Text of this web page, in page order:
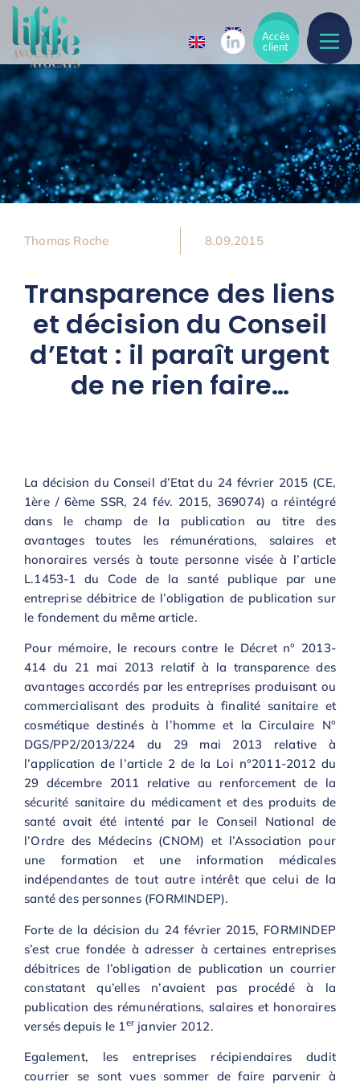
Accès
client
Accès
client
Thomas Roche 8.09.2015
Transparence des liens
et décision du Conseil
d’Etat : il paraît urgent
de ne rien faire…
La décision du Conseil d’Etat du 24 février 2015 (CE,
1ère / 6ème SSR, 24 fév. 2015, 369074) a réintégré
dans le champ de la publication au titre des
avantages toutes les rémunérations, salaires et
honoraires versés à toute personne visée à l’article
L.1453-1 du Code de la santé publique par une
entreprise débitrice de l’obligation de publication sur
le fondement du même article.
Pour mémoire, le recours contre le Décret n° 2013-
414 du 21 mai 2013 relatif à la transparence des
avantages accordés par les entreprises produisant ou
commercialisant des produits à finalité sanitaire et
cosmétique destinés à l’homme et la Circulaire N°
DGS/PP2/2013/224 du 29 mai 2013 relative à
l’application de l’article 2 de la Loi n°2011-2012 du
29 décembre 2011 relative au renforcement de la
sécurité sanitaire du médicament et des produits de
santé avait été intenté par le Conseil National de
l’Ordre des Médecins (CNOM) et l’Association pour
une formation et une information médicales
indépendantes de tout autre intérêt que celui de la
santé des personnes (FORMINDEP).
Forte de la décision du 24 février 2015, FORMINDEP
s’est crue fondée à adresser à certaines entreprises
débitrices de l’obligation de publication un courrier
constatant qu’elles n’avaient pas procédé à la
publication des rémunérations, salaires et honoraires
versés depuis le 1er janvier 2012.
Egalement, les entreprises récipiendaires dudit
courrier se sont vues sommer de faire parvenir à